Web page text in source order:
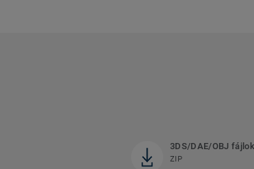
3DS/DAE/OBJ fájlok
ZIP